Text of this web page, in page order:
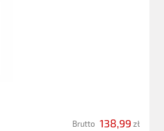
zł
138,99
Brutto